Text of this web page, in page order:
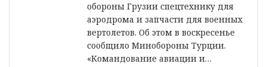
обороны Грузии спецтехнику для
аэродрома и запчасти для военных
вертолетов. Об этом в воскресенье
сообщило Минобороны Турции.
«Командование авиации и…